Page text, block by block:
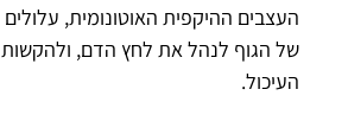
העצבים ההיקפית האוטונומית, עלולים
של הגוף לנהל את לחץ הדם,
העיכול.